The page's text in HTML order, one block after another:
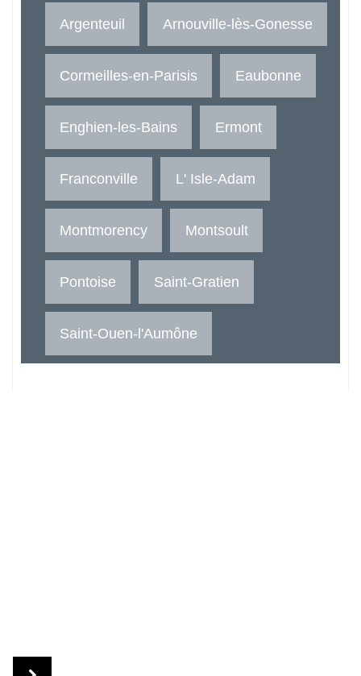
Argenteuil Arnouville-lès-Gonesse
Cormeilles-en-Parisis Eaubonne
Enghien-les-Bains Ermont
Franconville L' Isle-Adam
Montmorency Montsoult
Pontoise Saint-Gratien
Saint-Ouen-l'Aumône